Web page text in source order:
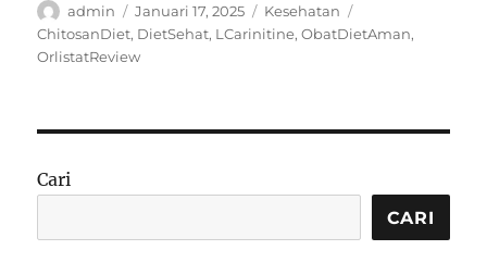
Author
admin
Posted
on
Januari 17, 2025 Categories
Kesehatan
ChitosanDiet, DietSehat, LCarinitine,ObatDietAman,
OrlistatReview
Cari
CARI